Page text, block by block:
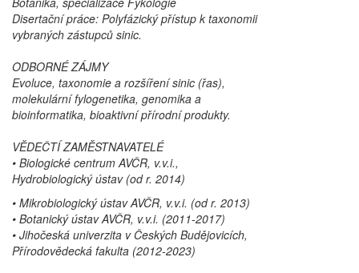
Disertační práce: Polyfázický přístup k taxonomii
vybraných zástupců sinic.
ODBORNÉ ZÁJMY
Evoluce, taxonomie a rozšíření sinic (řas),
molekulární fylogenetika, genomika a
bioinformatika, bioaktivní přírodní produkty.
VĚDEČTÍ ZAMĚSTNAVATELÉ
• Biologické centrum AVČR, v.v.i.,
Hydrobiologický ústav (od r. 2014)
• Mikrobiologický ústav AVČR, v.v.i. (od r. 2013)
• Botanický ústav AVČR, v.v.i. (2011-2017)
• Jihočeská univerzita v Českých Budějovicích,
Přírodovědecká fakulta (2012-2023)